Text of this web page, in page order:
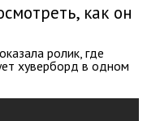
как он
ролик, где
хуверборд в одном